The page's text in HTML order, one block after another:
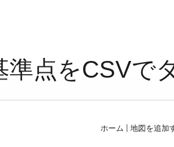
準点をCSVで
ホーム | 地図を追加